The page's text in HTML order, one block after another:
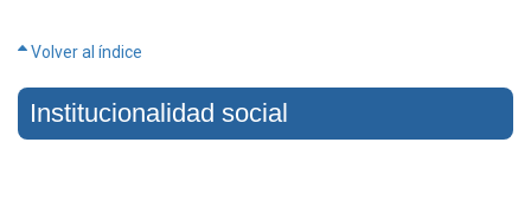
Volver al índice
Institucionalidad social